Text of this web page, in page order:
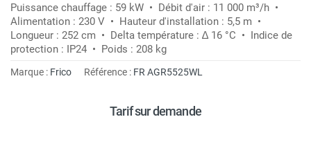
Puissance chauffage : 59 kW • Débit d'air : 11 000 m³/h •
Alimentation : 230 V • Hauteur d'installation : 5,5 m •
Longueur : 252 cm • Delta température : ∆ 16 °C • Indice de
protection : IP24 • Poids : 208 kg
Marque : Frico Référence : FR AGR5525WL
Tarif sur demande